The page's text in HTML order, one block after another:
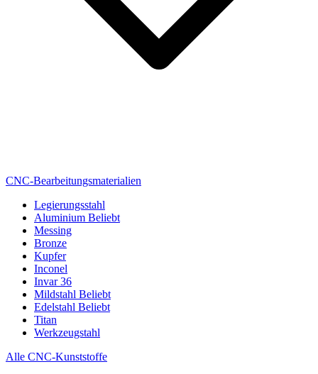
CNC-Bearbeitungsmaterialien
Legierungsstahl
Aluminium Beliebt
Messing
Bronze
Kupfer
Inconel
Invar 36
Mildstahl Beliebt
Edelstahl Beliebt
Titan
Werkzeugstahl
Alle CNC-Kunststoffe